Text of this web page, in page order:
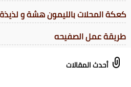
كعكة المحلات بالليمون هشة و لذيذة
طريقة عمل الصفيحه
أحدث المقالات